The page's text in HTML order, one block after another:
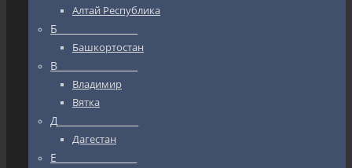
Алтай Республика
Б_________________
Башкортостан
В_________________
Владимир
Вятка
Д_________________
Дагестан
Е_________________